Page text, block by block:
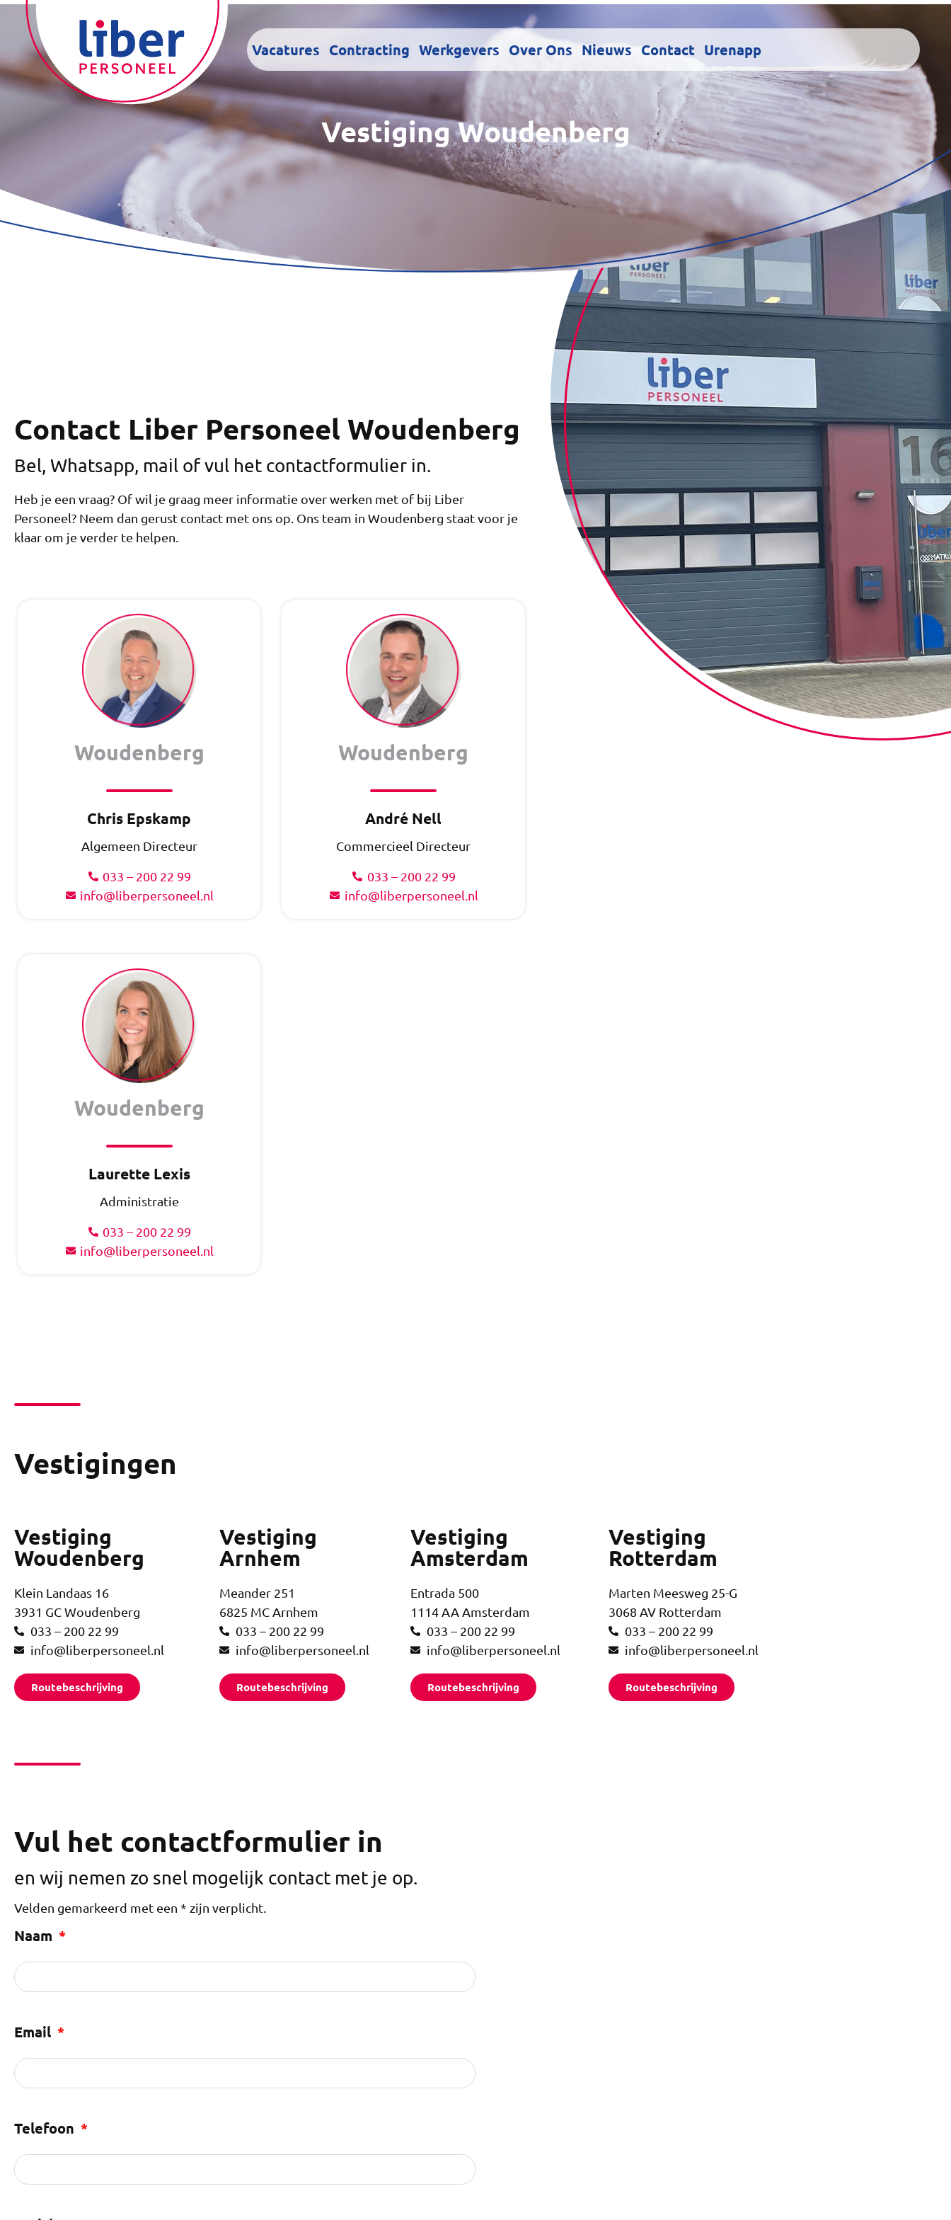
Vacatures Contracting Werkgevers Over Ons Nieuws Contact Urenapp
Vestiging Woudenberg
Contact Liber Personeel Woudenberg
Bel, Whatsapp, mail of vul het contactformulier in.
Heb je een vraag? Of wil je graag meer informatie over werken met of bij Liber
Personeel? Neem dan gerust contact met ons op. Ons team in Woudenberg staat voor je
klaar om je verder te helpen.
Woudenberg
Chris Epskamp
Algemeen Directeur
033 – 200 22 99
info@liberpersoneel.nl
Woudenberg
André Nell
Commercieel Directeur
033 – 200 22 99
info@liberpersoneel.nl
Woudenberg
Laurette Lexis
Administratie
033 – 200 22 99
info@liberpersoneel.nl
Vestigingen
Vestiging
Woudenberg
Klein Landaas 16
3931 GC Woudenberg
033 – 200 22 99
info@liberpersoneel.nl
Routebeschrijving
Vestiging
Arnhem
Meander 251
6825 MC Arnhem
033 – 200 22 99
info@liberpersoneel.nl
Routebeschrijving
Vestiging
Amsterdam
Entrada 500
1114 AA Amsterdam
033 – 200 22 99
info@liberpersoneel.nl
Routebeschrijving
Vestiging
Rotterdam
Marten Meesweg 25-G
3068 AV Rotterdam
033 – 200 22 99
info@liberpersoneel.nl
Routebeschrijving
Vul het contactformulier in
en wij nemen zo snel mogelijk contact met je op.
Velden gemarkeerd met een * zijn verplicht.
Naam
Email
Telefoon